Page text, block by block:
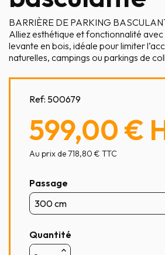
BARRIÈRE DE PARKING
Alliez esthétique et fonctionnalité
levante en bois, idéale pour limiter
naturelles, campings ou parkings de
Ref: 500679
599,00 €
Au prix de 718,80 € TTC
Passage
Quantité